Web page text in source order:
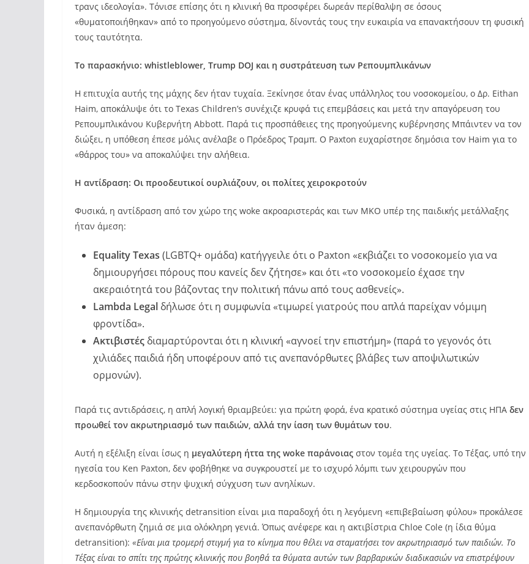
τρανς ιδεολογία». Τόνισε επίσης ότι η κλινική θα προσφέρει δωρεάν περίθαλψη σε όσους
«θυματοποιήθηκαν» από το προηγούμενο σύστημα, δίνοντάς τους την ευκαιρία να επανακτήσουν τη φυσική
τους ταυτότητα.
Το παρασκήνιο: whistleblower, Trump DOJ και η συστράτευση των Ρεπουμπλικάνων
Η επιτυχία αυτής της μάχης δεν ήταν τυχαία. Ξεκίνησε όταν ένας υπάλληλος του νοσοκομείου, ο Δρ. Eithan
Haim, αποκάλυψε ότι το Texas Children’s συνέχιζε κρυφά τις επεμβάσεις και μετά την απαγόρευση του
Ρεπουμπλικάνου Κυβερνήτη Abbott. Παρά τις προσπάθειες της προηγούμενης κυβέρνησης Μπάιντεν να τον
διώξει, η υπόθεση έπεσε μόλις ανέλαβε ο Πρόεδρος Τραμπ. Ο Paxton ευχαρίστησε δημόσια τον Haim για το
«θάρρος του» να αποκαλύψει την αλήθεια.
Η αντίδραση: Οι προοδευτικοί ουρλιάζουν, οι πολίτες χειροκροτούν
Φυσικά, η αντίδραση από τον χώρο της woke ακροαριστεράς και των ΜΚΟ υπέρ της παιδικής μετάλλαξης
ήταν άμεση:
Equality Texas (LGBTQ+ ομάδα) κατήγγειλε ότι ο Paxton «εκβιάζει το νοσοκομείο για να
δημιουργήσει πόρους που κανείς δεν ζήτησε» και ότι «το νοσοκομείο έχασε την
ακεραιότητά του βάζοντας την πολιτική πάνω από τους ασθενείς».
Lambda Legal δήλωσε ότι η συμφωνία «τιμωρεί γιατρούς που απλά παρείχαν νόμιμη
φροντίδα».
Ακτιβιστές διαμαρτύρονται ότι η κλινική «αγνοεί την επιστήμη» (παρά το γεγονός ότι
χιλιάδες παιδιά ήδη υποφέρουν από τις ανεπανόρθωτες βλάβες των αποψιλωτικών
ορμονών).
Παρά τις αντιδράσεις, η απλή λογική θριαμβεύει: για πρώτη φορά, ένα κρατικό σύστημα υγείας στις ΗΠΑ δεν
προωθεί τον ακρωτηριασμό των παιδιών, αλλά την ίαση των θυμάτων του.
Αυτή η εξέλιξη είναι ίσως η μεγαλύτερη ήττα της woke παράνοιας στον τομέα της υγείας. Το Τέξας, υπό την
ηγεσία του Ken Paxton, δεν φοβήθηκε να συγκρουστεί με το ισχυρό λόμπι των χειρουργών που
κερδοσκοπούν πάνω στην ψυχική σύγχυση των ανηλίκων.
Η δημιουργία της κλινικής detransition είναι μια παραδοχή ότι η λεγόμενη «επιβεβαίωση φύλου» προκάλεσε
ανεπανόρθωτη ζημιά σε μια ολόκληρη γενιά. Όπως ανέφερε και η ακτιβίστρια Chloe Cole (η ίδια θύμα
detransition): «Είναι μια τρομερή στιγμή για το κίνημα που θέλει να σταματήσει τον ακρωτηριασμό των παιδιών. Το
Τέξας είναι το σπίτι της πρώτης κλινικής που βοηθά τα θύματα αυτών των βαρβαρικών διαδικασιών να επιστρέψουν